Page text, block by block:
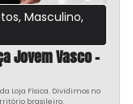
, Masculino,
Jovem Vasco –
Loja Física. Dividimos no
brasileiro.